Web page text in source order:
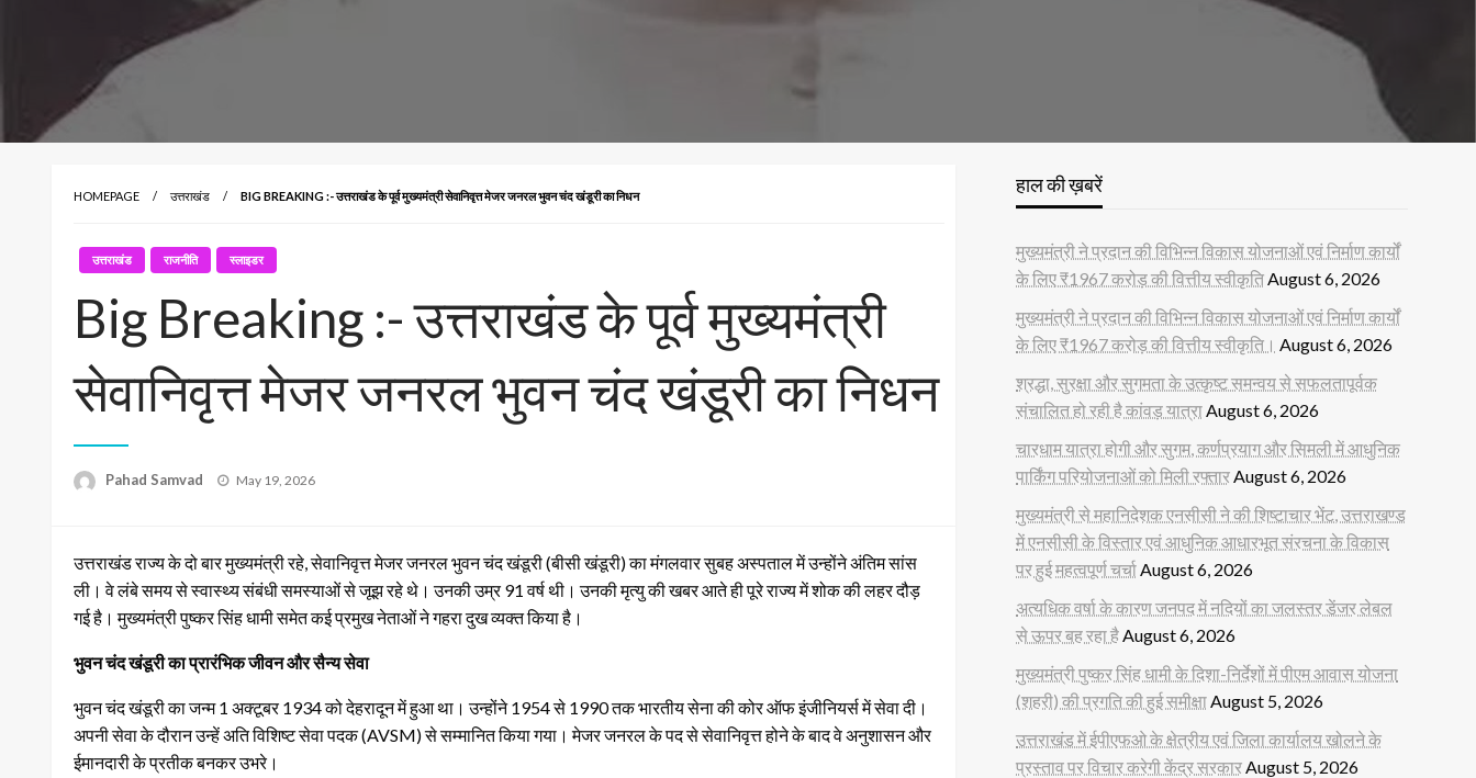
HOMEPAGE उत्तराखंड BIG BREAKING :- उत्तराखंड के पूर्व मुख्यमंत्री सेवानिवृत्त मेजर जनरल भुवन चंद खंडूरी का निधन
उत्तराखंड राजनीति स्लाइडर
Big Breaking :- उत्तराखंड के पूर्व मुख्यमंत्री
सेवानिवृत्त मेजर जनरल भुवन चंद खंडूरी का निधन
Pahad Samvad
Posted
May 19, 2026
उत्तराखंड राज्य के दो बार मुख्यमंत्री रहे, सेवानिवृत्त मेजर जनरल भुवन चंद खंडूरी (बीसी खंडूरी) का मंगलवार सुबह अस्पताल में उन्होंने अंतिम सांस
ली। वे लंबे समय से स्वास्थ्य संबंधी समस्याओं से जूझ रहे थे। उनकी उम्र 91 वर्ष थी। उनकी मृत्यु की खबर आते ही पूरे राज्य में शोक की लहर दौड़
गई है। मुख्यमंत्री पुष्कर सिंह धामी समेत कई प्रमुख नेताओं ने गहरा दुख व्यक्त किया है।
भुवन चंद खंडूरी का प्रारंभिक जीवन और सैन्य सेवा
भुवन चंद खंडूरी का जन्म 1 अक्टूबर 1934 को देहरादून में हुआ था। उन्होंने 1954 से 1990 तक भारतीय सेना की कोर ऑफ इंजीनियर्स में सेवा दी।
अपनी सेवा के दौरान उन्हें अति विशिष्ट सेवा पदक (AVSM) से सम्मानित किया गया। मेजर जनरल के पद से सेवानिवृत्त होने के बाद वे अनुशासन और
ईमानदारी के प्रतीक बनकर उभरे।
हाल की ख़बरें
मुख्यमंत्री ने प्रदान की विभिन्न विकास योजनाओं एवं निर्माण कार्यों
के लिए ₹1967 करोड़ की वित्तीय स्वीकृतिAugust 6, 2026
मुख्यमंत्री ने प्रदान की विभिन्न विकास योजनाओं एवं निर्माण कार्यों
के लिए ₹1967 करोड़ की वित्तीय स्वीकृति। August 6, 2026
श्रद्धा, सुरक्षा और सुगमता के उत्कृष्ट समन्वय से सफलतापूर्वक
संचालित हो रही है कांवड़ यात्राAugust 6, 2026
चारधाम यात्रा होगी और सुगम, कर्णप्रयाग और सिमली में आधुनिक
पार्किंग परियोजनाओं को मिली रफ्तारAugust 6, 2026
मुख्यमंत्री से महानिदेशक एनसीसी ने की शिष्टाचार भेंट, उत्तराखण्ड
में एनसीसी के विस्तार एवं आधुनिक आधारभूत संरचना के विकास
पर हुई महत्वपूर्ण चर्चाAugust 6, 2026
अत्यधिक वर्षा के कारण जनपद में नदियों का जलस्तर डेंजर लेबल
से ऊपर बह रहा हैAugust 6, 2026
मुख्यमंत्री पुष्कर सिंह धामी के दिशा-निर्देशों में पीएम आवास योजना
(शहरी) की प्रगति की हुई समीक्षाAugust 5, 2026
उत्तराखंड में ईपीएफओ के क्षेत्रीय एवं जिला कार्यालय खोलने के
प्रस्ताव पर विचार करेगी केंद्र सरकारAugust 5, 2026